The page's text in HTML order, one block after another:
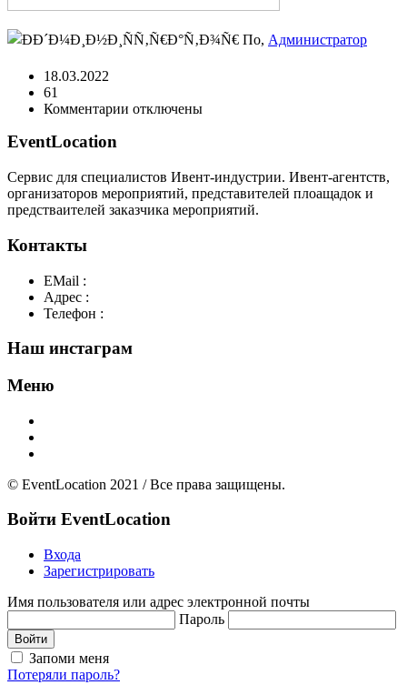
По, Администратор
18.03.2022
61
Комментарии котключены
EventLocation
Сервис для специалистов Ивент-индустрии. Ивент-агентств,
организаторов мероприятий, представителей плоащадок и
предстваителей заказчика мероприятий.
Контакты
EMail :
Адрес :
Телефон :
Наш инстаграм
Меню
© EventLocation 2021 / Все права защищены.
Войти EventLocation
Входа
Зарегистрировать
Имя пользователя или адрес электронной почты
Пароль
Войти
Запоми меня
Потеряли пароль?